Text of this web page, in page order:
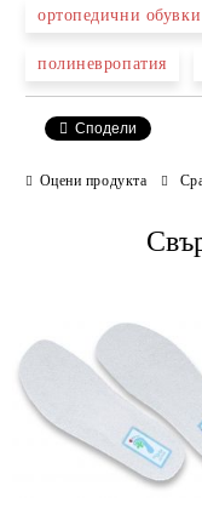
ортопедични обувки
полиневропатия
Сподели
Оцени продукта